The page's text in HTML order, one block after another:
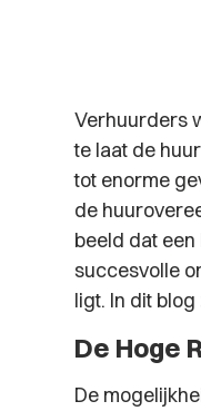
Verhuurders
te laat de
tot enorme
de
beeld dat
succesvolle
ligt. In dit
De Hoge
De